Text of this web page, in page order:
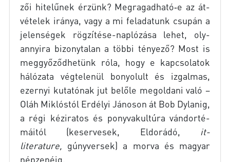
zői hi­te­lű­nek ér­zünk? Megragadható‑e az át­
vé­te­lek irá­nya, vagy a mi fel­ada­tunk csu­pán a
je­len­sé­gek rögzítése-naplózása le­het, oly­
annyi­ra bi­zony­ta­lan a töb­bi té­nye­ző? Most is
meg­győ­ződ­he­tünk róla, hogy e kap­cso­la­tok
há­ló­za­ta vég­te­le­nül bo­nyo­lult és iz­gal­mas,
ezer­nyi ku­ta­tó­nak jut be­lő­le meg­ol­da­ni való –
Oláh Mik­lós­tól Er­dé­lyi Já­no­son át Bob Dy­la­nig,
a régi kéz­ira­tos és pony­va­kul­tú­ra ván­dor­té­
má­i­tól (ke­ser­ve­sek, El­do­rá­dó, it-
literature, gúny­ver­sek) a mor­va és ma­gyar
nép­ze­né­ig.